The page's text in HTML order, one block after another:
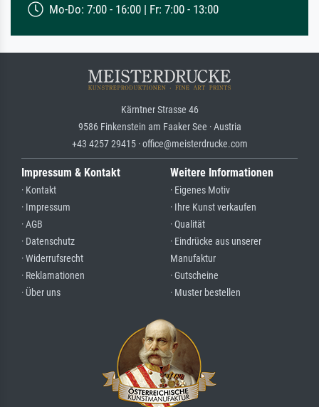
Mo-Do: 7:00 - 16:00 | Fr: 7:00 - 13:00
Kärntner Strasse 46
9586 Finkenstein am Faaker See · Austria
+43 4257 29415 · office@meisterdrucke.com
Impressum & Kontakt
· Kontakt
· Impressum
· AGB
· Datenschutz
· Widerrufsrecht
· Reklamationen
· Über uns
Weitere Informationen
· Eigenes Motiv
· Ihre Kunst verkaufen
· Qualität
· Eindrücke aus unserer
Manufaktur
· Gutscheine
· Muster bestellen